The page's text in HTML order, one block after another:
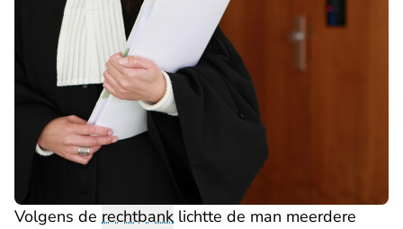
Volgens de rechtbank lichtte de man meerdere